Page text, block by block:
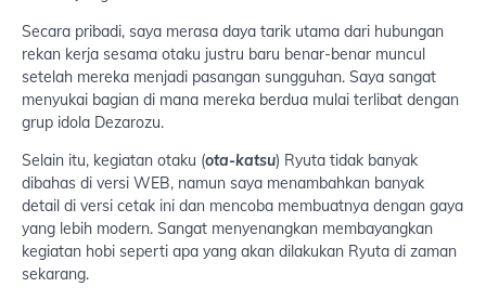
Secara pribadi, saya merasa daya tarik utama dari hubungan
rekan kerja sesama otaku justru baru benar-benar muncul
setelah mereka menjadi pasangan sungguhan. Saya sangat
menyukai bagian di mana mereka berdua mulai terlibat dengan
grup idola Dezarozu.
Selain itu, kegiatan otaku (ota-katsu) Ryuta tidak banyak
dibahas di versi WEB, namun saya menambahkan banyak
detail di versi cetak ini dan mencoba membuatnya dengan gaya
yang lebih modern. Sangat menyenangkan membayangkan
kegiatan hobi seperti apa yang akan dilakukan Ryuta di zaman
sekarang.